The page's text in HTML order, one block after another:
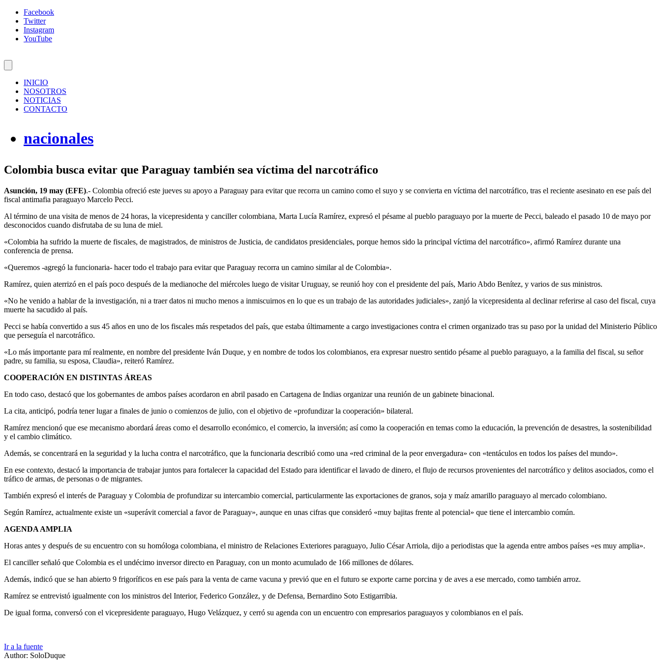
Facebook
Twitter
Instagram
YouTube
INICIO
NOSOTROS
NOTICIAS
CONTACTO
nacionales
Colombia busca evitar que Paraguay también sea víctima del narcotráfico
Asunción, 19 may (EFE).- Colombia ofreció este jueves su apoyo a Paraguay para evitar que recorra un camino como el suyo y se convierta en víctima del narcotráfico, tras el reciente asesinato en ese país del
fiscal antimafia paraguayo Marcelo Pecci.
Al término de una visita de menos de 24 horas, la vicepresidenta y canciller colombiana, Marta Lucía Ramírez, expresó el pésame al pueblo paraguayo por la muerte de Pecci, baleado el pasado 10 de mayo por
desconocidos cuando disfrutaba de su luna de miel.
«Colombia ha sufrido la muerte de fiscales, de magistrados, de ministros de Justicia, de candidatos presidenciales, porque hemos sido la principal víctima del narcotráfico», afirmó Ramírez durante una
conferencia de prensa.
«Queremos -agregó la funcionaria- hacer todo el trabajo para evitar que Paraguay recorra un camino similar al de Colombia».
Ramírez, quien aterrizó en el país poco después de la medianoche del miércoles luego de visitar Uruguay, se reunió hoy con el presidente del país, Mario Abdo Benítez, y varios de sus ministros.
«No he venido a hablar de la investigación, ni a traer datos ni mucho menos a inmiscuirnos en lo que es un trabajo de las autoridades judiciales», zanjó la vicepresidenta al declinar referirse al caso del fiscal, cuya
muerte ha sacudido al país.
Pecci se había convertido a sus 45 años en uno de los fiscales más respetados del país, que estaba últimamente a cargo investigaciones contra el crimen organizado tras su paso por la unidad del Ministerio Público
que perseguía el narcotráfico.
«Lo más importante para mí realmente, en nombre del presidente Iván Duque, y en nombre de todos los colombianos, era expresar nuestro sentido pésame al pueblo paraguayo, a la familia del fiscal, su señor
padre, su familia, su esposa, Claudia», reiteró Ramírez.
COOPERACIÓN EN DISTINTAS ÁREAS
En todo caso, destacó que los gobernantes de ambos países acordaron en abril pasado en Cartagena de Indias organizar una reunión de un gabinete binacional.
La cita, anticipó, podría tener lugar a finales de junio o comienzos de julio, con el objetivo de «profundizar la cooperación» bilateral.
Ramírez mencionó que ese mecanismo abordará áreas como el desarrollo económico, el comercio, la inversión; así como la cooperación en temas como la educación, la prevención de desastres, la sostenibilidad
y el cambio climático.
Además, se concentrará en la seguridad y la lucha contra el narcotráfico, que la funcionaria describió como una «red criminal de la peor envergadura» con «tentáculos en todos los países del mundo».
En ese contexto, destacó la importancia de trabajar juntos para fortalecer la capacidad del Estado para identificar el lavado de dinero, el flujo de recursos provenientes del narcotráfico y delitos asociados, como el
tráfico de armas, de personas o de migrantes.
También expresó el interés de Paraguay y Colombia de profundizar su intercambio comercial, particularmente las exportaciones de granos, soja y maíz amarillo paraguayo al mercado colombiano.
Según Ramírez, actualmente existe un «superávit comercial a favor de Paraguay», aunque en unas cifras que consideró «muy bajitas frente al potencial» que tiene el intercambio común.
AGENDA AMPLIA
Horas antes y después de su encuentro con su homóloga colombiana, el ministro de Relaciones Exteriores paraguayo, Julio César Arriola, dijo a periodistas que la agenda entre ambos países «es muy amplia».
El canciller señaló que Colombia es el undécimo inversor directo en Paraguay, con un monto acumulado de 166 millones de dólares.
Además, indicó que se han abierto 9 frigoríficos en ese país para la venta de carne vacuna y previó que en el futuro se exporte carne porcina y de aves a ese mercado, como también arroz.
Ramírez se entrevistó igualmente con los ministros del Interior, Federico González, y de Defensa, Bernardino Soto Estigarribia.
De igual forma, conversó con el vicepresidente paraguayo, Hugo Velázquez, y cerró su agenda con un encuentro con empresarios paraguayos y colombianos en el país.
Ir a la fuente
Author: SoloDuque